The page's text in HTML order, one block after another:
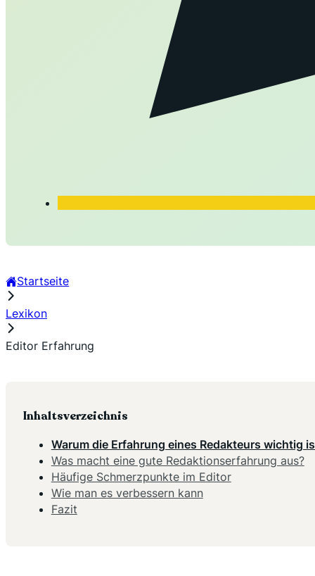
Startseite
Lexikon
Editor Erfahrung
Inhaltsverzeichnis
Warum die Erfahrung eines Redakteurs wichtig
Was macht eine gute Redaktionserfahrung aus?
Häufige Schmerzpunkte im Editor
Wie man es verbessern kann
Fazit